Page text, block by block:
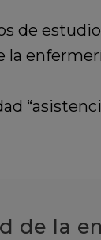
de
la
de la